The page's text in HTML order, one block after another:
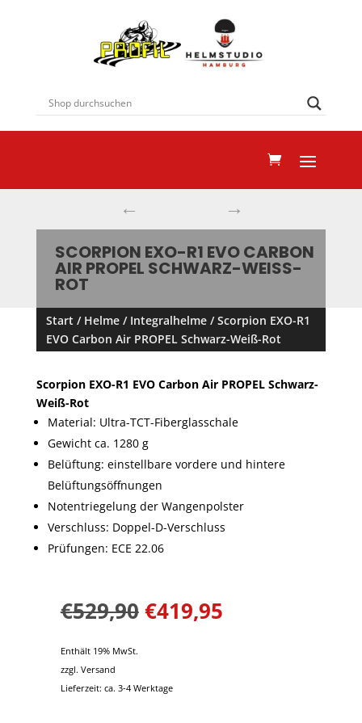
← →
SCORPION EXO-R1 EVO CARBON
AIR PROPEL SCHWARZ-WEISS-R
OT
Start / Helme/ Integralhelme/ Scorpion EXO-R1
EVO Carbon Air PROPEL Schwarz-Weiß-Rot
Scorpion EXO-R1 EVO Carbon Air PROPEL Schwarz-
Weiß-Rot
Material: Ultra-TCT-Fiberglasschale
Gewicht ca. 1280 g
Belüftung: einstellbare vordere und hintere
Belüftungsöffnungen
Notentriegelung der Wangenpolster
Verschluss: Doppel-D-Verschluss
Prüfungen: ECE 22.06
€529,90 €419,95
Enthält 19% MwSt.
zzgl. Versand
Lieferzeit: ca. 3-4 Werktage